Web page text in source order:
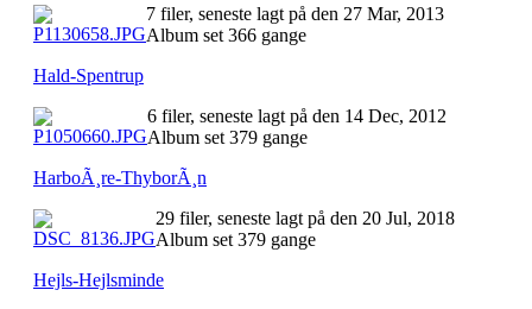
7 filer, seneste lagt på den 27 Mar, 2013
Album set 366 gange
Hald-Spentrup
6 filer, seneste lagt på den 14 Dec, 2012
Album set 379 gange
HarboÃ¸re-ThyborÃ¸n
29 filer, seneste lagt på den 20 Jul, 2018
Album set 379 gange
Hejls-Hejlsminde